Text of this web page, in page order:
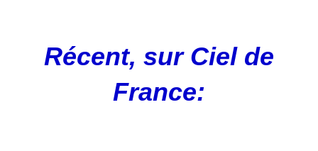
Récent, sur Ciel de
France: